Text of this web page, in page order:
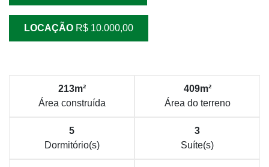
LOCAÇÃO R$ 10.000,00
213m²
Área construída
409m²
Área do terreno
5
Dormitório(s)
3
Suíte(s)